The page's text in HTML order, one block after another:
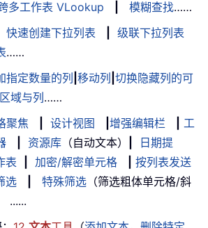
多工作表 VLookup 模糊查找……
快速创建下拉列表
级联下拉列表
……
指定数量的列 移动列 切换隐藏列的可
域与列……
聚焦 设计视图 增强编辑栏
工
资源库 （自动文本）
日期提
表 加密/解密单元格
按列表发送
选 特殊筛选 （筛选粗体单元格/斜
......